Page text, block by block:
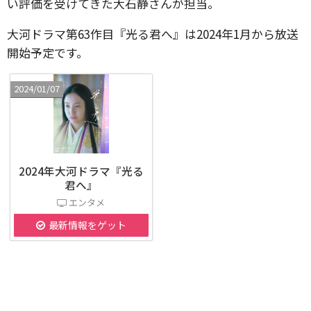
大河ドラマ第63作目『光る君へ』は2024年1月から放送
開始予定です。
2024/01/07
2024年大河ドラマ『光る
君へ』
エンタメ
最新情報をゲット